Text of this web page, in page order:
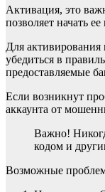
Активация, это
позволяет начать
Для активирования
убедиться в
предоставляемые
Если возникнут
аккаунта от
Важно!
кодом и
Возможные